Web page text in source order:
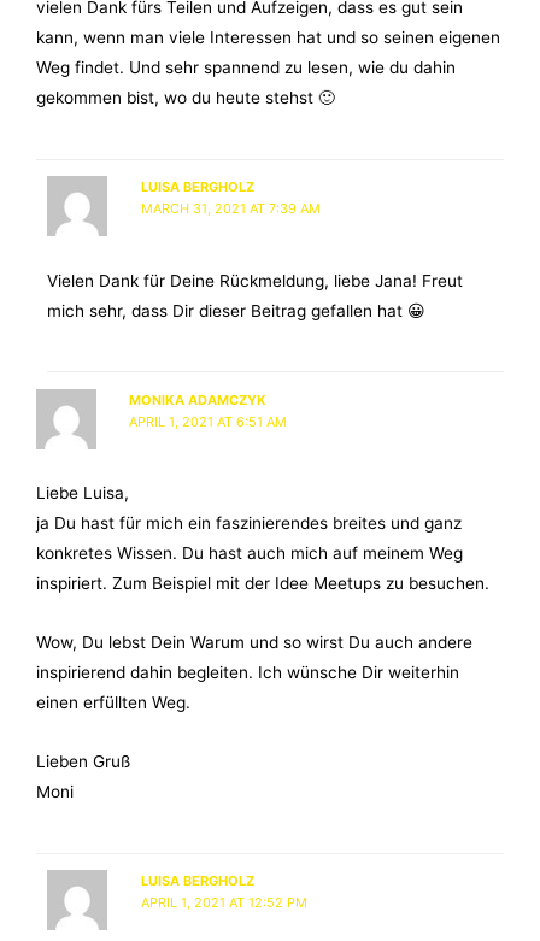
vielen Dank fürs Teilen und Aufzeigen, dass es gut sein
kann, wenn man viele Interessen hat und so seinen eigenen
Weg findet. Und sehr spannend zu lesen, wie du dahin
gekommen bist, wo du heute stehst 🙂
LUISA BERGHOLZ
MARCH 31, 2021 AT 7:39 AM
Vielen Dank für Deine Rückmeldung, liebe Jana! Freut
mich sehr, dass Dir dieser Beitrag gefallen hat 😀
MONIKA ADAMCZYK
APRIL 1, 2021 AT 6:51 AM
Liebe Luisa,
ja Du hast für mich ein faszinierendes breites und ganz
konkretes Wissen. Du hast auch mich auf meinem Weg
inspiriert. Zum Beispiel mit der Idee Meetups zu besuchen.
Wow, Du lebst Dein Warum und so wirst Du auch andere
inspirierend dahin begleiten. Ich wünsche Dir weiterhin
einen erfüllten Weg.
Lieben Gruß
Moni
LUISA BERGHOLZ
APRIL 1, 2021 AT 12:52 PM